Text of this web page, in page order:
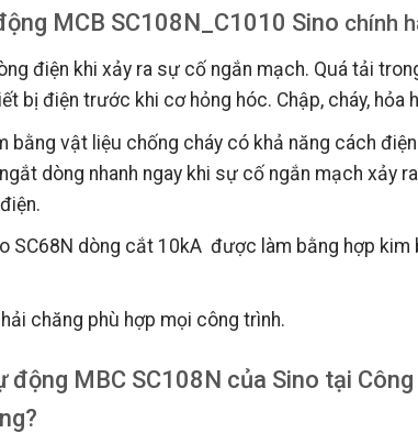
MCB SC108N_C1010 Sino chính
điện khi xảy ra sự cố ngắn mạch. Quá tải
bị điện trước khi cơ hỏng hóc. Chập, cháy, hỏa
bằng vật liệu chống cháy có khả năng cách
dòng nhanh ngay khi sự cố ngắn mạch xảy
SC68N dòng cắt 10kA được làm bằng hợp kim
chăng phù hợp mọi công trình.
MBC SC108N của Sino tại Công